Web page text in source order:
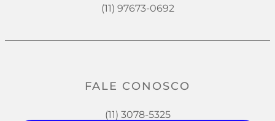
(11) 97673-0692
FALE CONOSCO
(11) 3078-5325